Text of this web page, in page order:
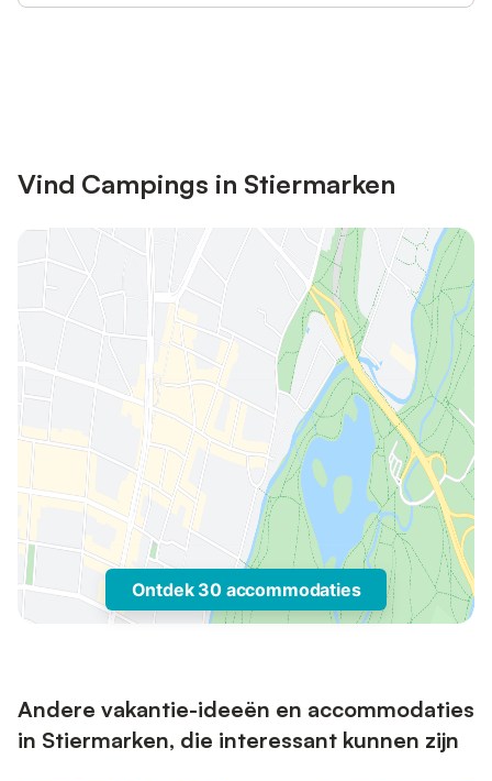
Vind Campings in Stiermarken
Ontdek 30 accommodaties
Andere vakantie-ideeën en accommodaties
in Stiermarken, die interessant kunnen zijn